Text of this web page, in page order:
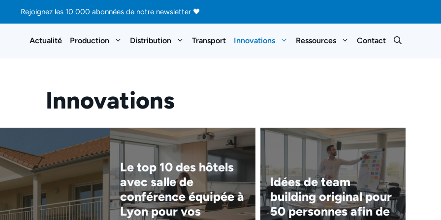
Rejoignez les 10 000 abonnées de notre newsletter 🖤
Actualité Production Distribution Transport Innovations Ressources Contact
Innovations
Le top 10 des hôtels
avec salle de
conférence équipée à
Lyon pour vos
Idées de team
building original pour
50 personnes afin de